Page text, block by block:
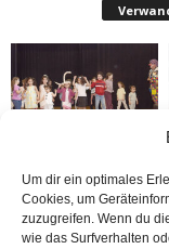
Um dir ein optimales
Cookies, um
zuzugreifen. Wenn du
wie das Surfverhalten
Festivali yapıldı